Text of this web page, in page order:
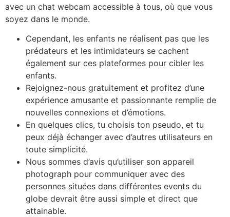
avec un chat webcam accessible à tous, où que vous
soyez dans le monde.
Cependant, les enfants ne réalisent pas que les
prédateurs et les intimidateurs se cachent
également sur ces plateformes pour cibler les
enfants.
Rejoignez-nous gratuitement et profitez d’une
expérience amusante et passionnante remplie de
nouvelles connexions et d’émotions.
En quelques clics, tu choisis ton pseudo, et tu
peux déjà échanger avec d’autres utilisateurs en
toute simplicité.
Nous sommes d’avis qu’utiliser son appareil
photograph pour communiquer avec des
personnes situées dans différentes events du
globe devrait être aussi simple et direct que
attainable.